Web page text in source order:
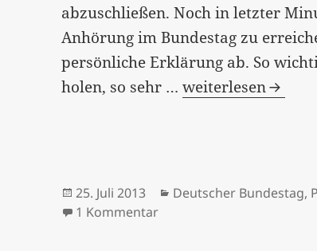
abzuschließen. Noch in letzter
Anhörung im Bundestag zu
persönliche Erklärung ab. So
holen, so sehr …„Uninspiriert,
weiterlesen
Veröffentlicht
am
25. Juli 2013 Kategorien
Deutscher Bundestag,
1 Kommentarzu „Uninspiriert, mutlos,